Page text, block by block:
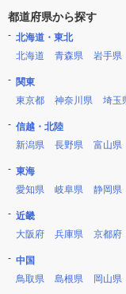
都道府県から探す
北海道・東北
北海道
青森県 岩手県
関東
東京都
神奈川県 埼玉
信越・北陸
新潟県
長野県 富山県
東海
愛知県
岐阜県 静岡県
近畿
大阪府
兵庫県 京都府
中国
鳥取県
島根県 岡山県